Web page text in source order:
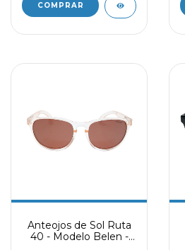
COMPRAR
Anteojos de Sol Ruta
40 - Modelo Belen -